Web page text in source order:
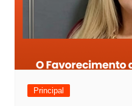
Principal